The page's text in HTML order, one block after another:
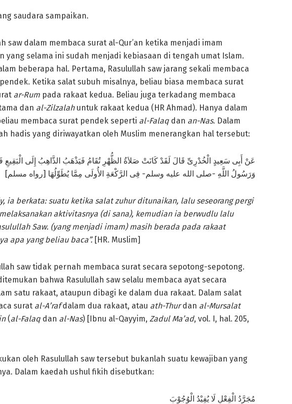
saudara sampaikan.
saw dalam membaca surat al-Qur’an ketika menjadi imam
yang selama ini sudah menjadi kebiasaan di tengah umat Islam.
beberapa hal. Pertama, Rasulullah saw jarang sekali membaca
Ketika salat subuh misalnya, beliau biasa membaca surat
ar-Rum pada rakaat kedua. Beliau juga terkadang membaca
dan al-Zilzalahuntuk rakaat kedua (HR Ahmad). Hanya dalam
membaca surat pendek seperti al-Falaq dan an-Nas. Dalam
hadis yang diriwayatkan oleh Muslim menerangkan hal tersebut:
عَنْ أَبِى سَعِيدٍ الْخُدْرِىِّ قَالَ لَقَدْ كَانَتْ صَلاَةُ الظُّهْرِ تُقَامُ فَيَذْهَبُ الذَّاهِبُ إِلَى الْبَقِيعِ
وَرَسُولُ اللَّهِ -صلى الله عليه وسلم- فِى الرَّكْعَةِ الأُولَى مِمَّا يُطَوِّلُهَا [رواه مسلم]
ia berkata: suatu ketika salat zuhur ditunaikan, lalu seseorang pergi
aktivitasnya (di sana), kemudian ia berwudlu lalu
Saw. (yang menjadi imam) masih berada pada rakaat
apa yang beliau baca”.[HR. Muslim]
saw tidak pernah membaca surat secara sepotong-sepotong.
bahwa Rasulullah saw selalu membaca ayat secara
satu rakaat, ataupun dibagi ke dalam dua rakaat. Dalam salat
surat al-A’rafdalam dua rakaat, atau ath-Thurdan al-Mursalat
(al-Falaq dan al-Nas) [Ibnu al-Qayyim, Zadul Ma’ad, vol. I, hal. 205,
oleh Rasulullah saw tersebut bukanlah suatu kewajiban yang
Dalam kaedah ushul fikih disebutkan:
مُجَرَّدُ الْفِعْلِ لَا يُفِيْدُ الْوُجُوْبَ